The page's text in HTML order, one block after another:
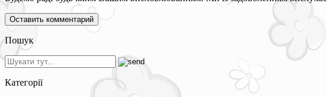
Пошук
Категорії